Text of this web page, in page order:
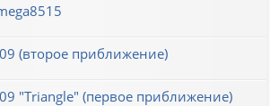
(второе приближение)
"Triangle" (первое приближение)